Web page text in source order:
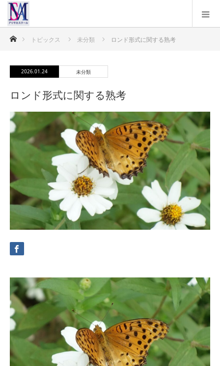
ホームトピックス 未分類 ロンド形式に関する熟考
2026.01.24 未分類
ロンド形式に関する熟考